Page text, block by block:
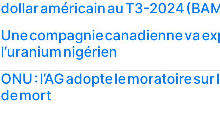
dollar américain au T3-2024
Une compagnie canadienne va
l’uranium nigérien
ONU : l’AG adopte le moratoire sur
de mort